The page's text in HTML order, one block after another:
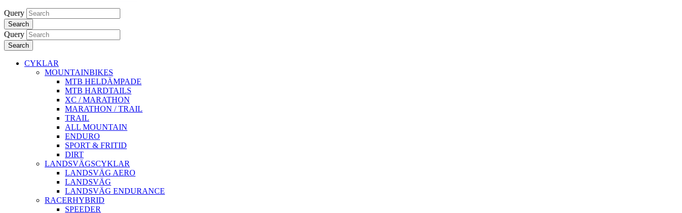
Query
Search
Query
Search
CYKLAR
MOUNTAINBIKES
MTB HELDÄMPADE
MTB HARDTAILS
XC / MARATHON
MARATHON / TRAIL
TRAIL
ALL MOUNTAIN
ENDURO
SPORT & FRITID
DIRT
LANDSVÄGSCYKLAR
LANDSVÄG AERO
LANDSVÄG
LANDSVÄG ENDURANCE
RACERHYBRID
SPEEDER